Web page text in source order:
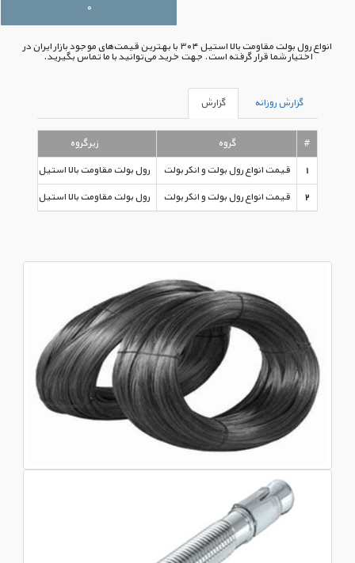
۰
انواع رول بولت مقاومت بالا استیل ۳۰۴ با بهترین قیمت‌های موجود بازار ایران در
اختیار شما قرار گرفته است. جهت خرید می‌توانید با ما تماس بگیرید.
گزارش روزانه گزارش
# گروه
زیرگروه
1
قیمت انواع رول بولت و انکر بولت رول بولت مقاومت بالا استیل ۳۰۴
2
قیمت انواع رول بولت و انکر بولت رول بولت مقاومت بالا استیل ۳۰۴